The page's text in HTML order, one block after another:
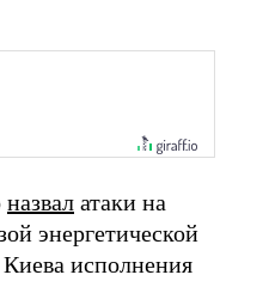
назвал атаки на
энергетической
исполнения